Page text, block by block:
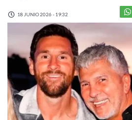
18 JUNIO 2026 - 19:32